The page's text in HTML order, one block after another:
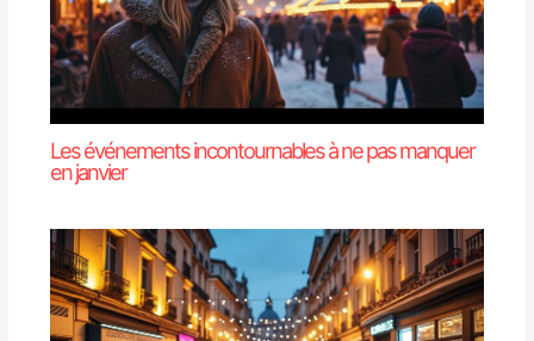
Les événements incontournables à ne pas manquer
en janvier